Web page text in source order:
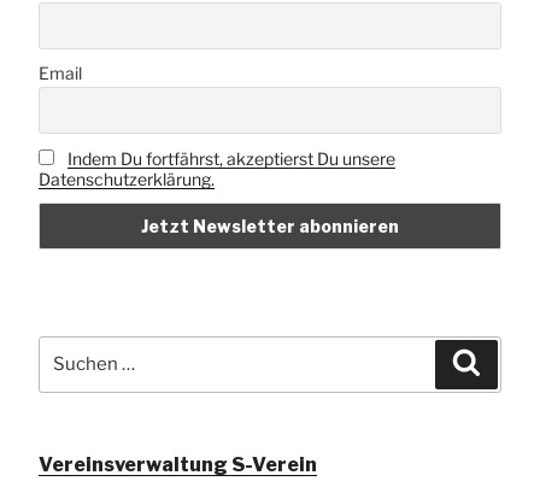
Email
Indem Du fortfährst, akzeptierst Du unsere
Datenschutzerklärung.
nach:
Vereinsverwaltung S-Verein